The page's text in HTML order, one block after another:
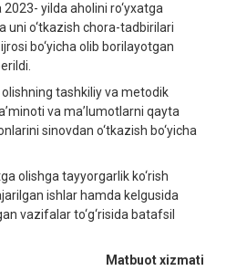
yilda aholini ro‘yxatga
uni o‘tkazish chora-tadbirilari
bo‘yicha olib borilayotgan
tashkiliy va metodik
va ma’lumotlarni qayta
sinovdan o‘tkazish bo‘yicha
olishga tayyorgarlik ko‘rish
ishlar hamda kelgusida
vazifalar to‘g‘risida batafsil
Matbuot xizmati